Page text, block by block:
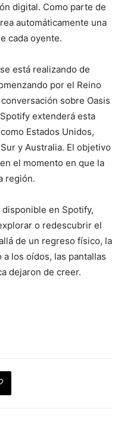
digital. Como parte de
automáticamente una
cada oyente.
está realizando de
por el Reino
sobre Oasis
extenderá esta
Estados Unidos,
y Australia. El objetivo
el momento en que la
región.
en Spotify,
o redescubrir el
de un regreso físico, la
a los oídos, las pantallas
dejaron de creer.